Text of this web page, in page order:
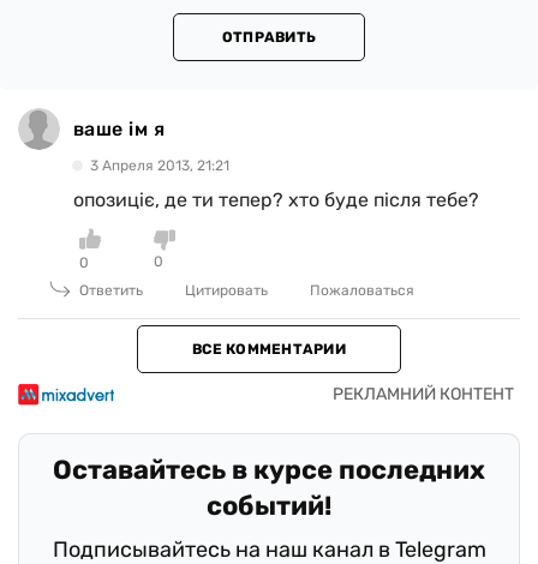
ОТПРАВИТЬ
ваше ім я
3 Апреля 2013, 21:21
опозиціє, де ти тепер? хто буде після тебе?
0
0
Ответить
Цитировать Пожаловаться
ВСЕ КОММЕНТАРИИ
Оставайтесь в курсе последних
событий!
Подписывайтесь на наш канал в Telegram